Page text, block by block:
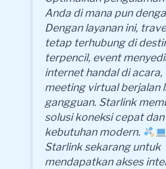
Anda di mana pun
Dengan layanan ini,
tetap terhubung di
terpencil, event
internet handal di acara,
meeting virtual berjalan
gangguan. Starlink
solusi koneksi cepat
kebutuhan modern.
Starlink sekarang untuk
mendapatkan akses